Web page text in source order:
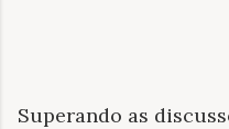
Superando as